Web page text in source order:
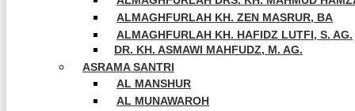
ALMAGHFURLAH KH. ZEN MASRUR, BA
ALMAGHFURLAH KH. HAFIDZ LUTFI, S. AG.
DR. KH. ASMAWI MAHFUDZ, M. AG.
ASRAMA SANTRI
AL MANSHUR
AL MUNAWAROH